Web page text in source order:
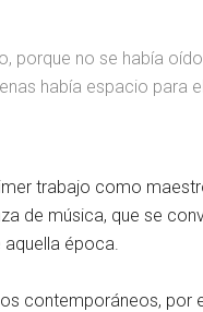
porque no se había oído
había espacio para el
trabajo como
de música, que se
época.
contemporáneos, por